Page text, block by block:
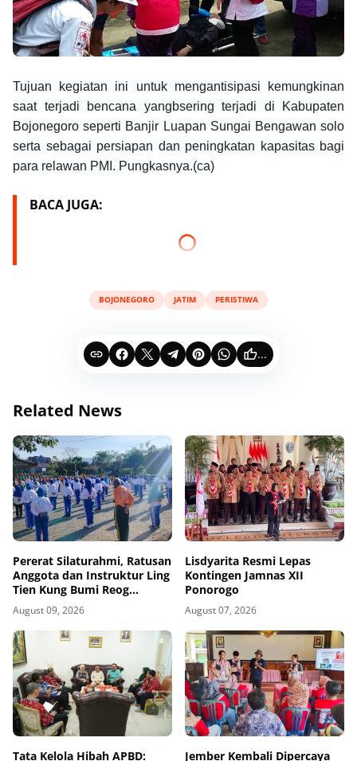
Tujuan kegiatan ini untuk mengantisipasi kemungkinan
saat terjadi bencana yangbsering terjadi di Kabupaten
Bojonegoro seperti Banjir Luapan Sungai Bengawan solo
serta sebagai persiapan dan peningkatan kapasitas bagi
para relawan PMI. Pungkasnya.(ca)
BACA JUGA:
BOJONEGORO JATIM PERISTIWA
...
Related News
Pererat Silaturahmi, Ratusan
Anggota dan Instruktur Ling
Tien Kung Bumi Reog
Ponorogo Gelar Latihan
Bersama di Embung Pakel
August 09, 2026
Lisdyarita Resmi Lepas
Kontingen Jamnas XII
Ponorogo
August 07, 2026
Tata Kelola Hibah APBD: Jember Kembali Dipercaya